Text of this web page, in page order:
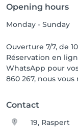
Opening hours
Monday - Sunday
Ouverture 7/7, de
Réservation en
WhatsApp pour
860 267, nous
Contact
19, Raspert